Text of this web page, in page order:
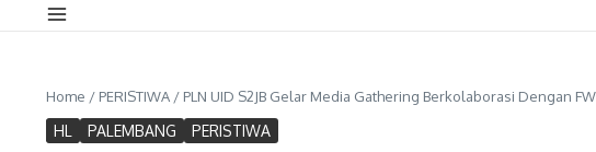
Home / PERISTIWA / PLN UID S2JB Gelar Media Gathering Berkolaborasi Dengan
HL PALEMBANG PERISTIWA